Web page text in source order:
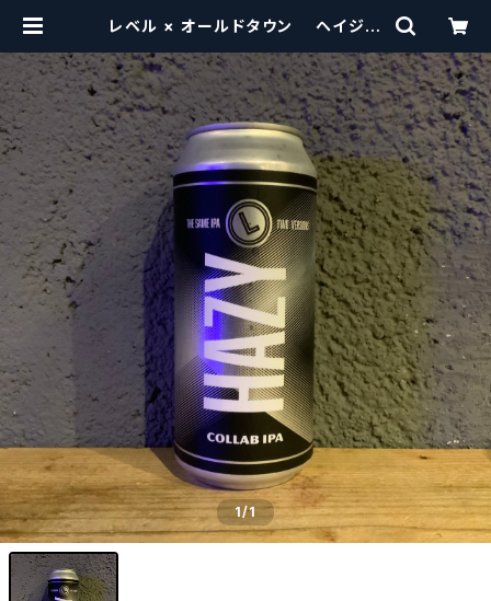
レベル × オールドタウン ヘイジー
フトビールシザーズ】 | craftbeers
cissors
1/1